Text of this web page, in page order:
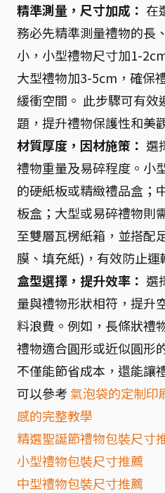
精準測量，尺寸加成： 在
務必先精準測量禮物的長
小，小型禮物尺寸加1-
大型禮物加3-5cm，確保
緩衝空間。 此步驟可有
題，提升禮物保護性和美
材質厚度，因材施策： 選
禮物重量及易碎程度。小
的硬紙板或精緻禮品盒；
板盒；大型或易碎禮物則
至雙層瓦楞紙箱，並搭配
膜、填充紙)，有效防止運
盒型選擇，提升效率： 選
量與禮物形狀相符，提升
料浪費。例如，長條狀禮
禮物適合圓形或近似圓形
不僅能節省成本，還能讓
可以參考 氣泡袋的定制印
感的完整教學
精選聖誕節禮物包裝尺寸
小型禮物包裝尺寸推薦
中型禮物包裝尺寸推薦